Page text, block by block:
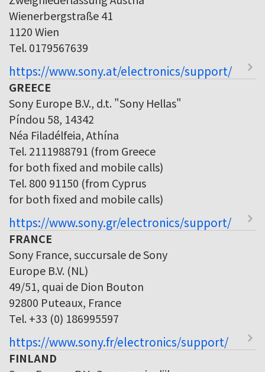
Wienerbergstraße 41
1120 Wien
Tel. 0179567639
https://www.sony.at/electronics/support/
GREECE
Sony Europe B.V., d.t. "Sony Hellas"
Píndou 58, 14342
Néa Filadélfeia, Athína
Tel. 2111988791 (from Greece
for both fixed and mobile calls)
Tel. 800 91150 (from Cyprus
for both fixed and mobile calls)
https://www.sony.gr/electronics/support/
FRANCE
Sony France, succursale de Sony
Europe B.V. (NL)
49/51, quai de Dion Bouton
92800 Puteaux, France
Tel. +33 (0) 186995597
https://www.sony.fr/electronics/support/
FINLAND